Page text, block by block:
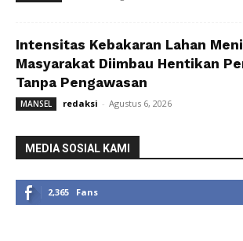
Intensitas Kebakaran Lahan
Masyarakat Diimbau Hentikan
Tanpa Pengawasan
MANSEL redaksi - Agustus 6, 2026
MEDIA SOSIAL KAMI
2,365 Fans